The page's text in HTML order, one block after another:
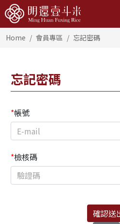
Home 會員專區 忘記密碼
忘記密碼
*帳號
*檢核碼